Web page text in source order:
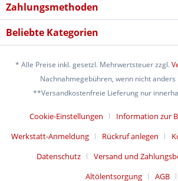
Zahlungsmethoden
Beliebte Kategorien
* Alle Preise inkl. gesetzl. Mehrwertsteuer zzgl.
Nachnahmegebühren, wenn nicht
**Versandkostenfreie Lieferung nur
Cookie-Einstellungen
Information zur
Werkstatt-Anmeldung
Rückruf anlegen
Datenschutz
Versand und
Altölentsorgung
AGB